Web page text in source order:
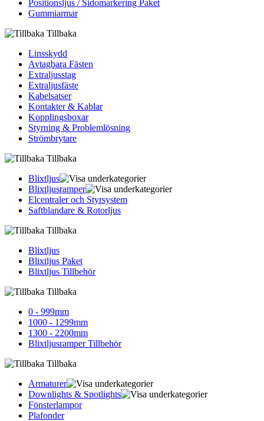
Positionsljus / Sidomarkering Paket
Gummiarmar
Tillbaka
Linsskydd
Avtagbara Fästen
Extraljusstag
Extraljusfäste
Kabelsatser
Kontakter & Kablar
Kopplingsboxar
Styrning & Problemlösning
Strömbrytare
Tillbaka
Blixtljus
Blixtljusramper
Elcentraler och Styrsystem
Saftblandare & Rotorljus
Tillbaka
Blixtljus
Blixtljus Paket
Blixtljus Tillbehör
Tillbaka
0 - 999mm
1000 - 1299mm
1300 - 2200mm
Blixtljusramper Tillbehör
Tillbaka
Armaturer
Downlights & Spotlights
Fönsterlampor
Plafonder